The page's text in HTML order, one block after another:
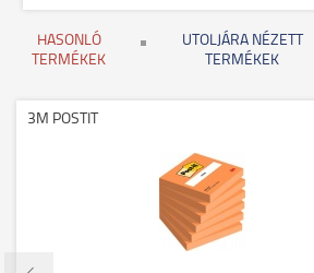
HASONLÓ
TERMÉKEK
UTOLJÁRA NÉZETT
TERMÉKEK
3M POSTIT